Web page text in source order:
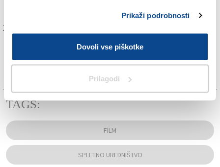
Prikaži podrobnosti
Dovoli vse piškotke
Prilagodi
Za branje in pisanje komentarjev
TAGS:
FILM
SPLETNO UREDNIŠTVO